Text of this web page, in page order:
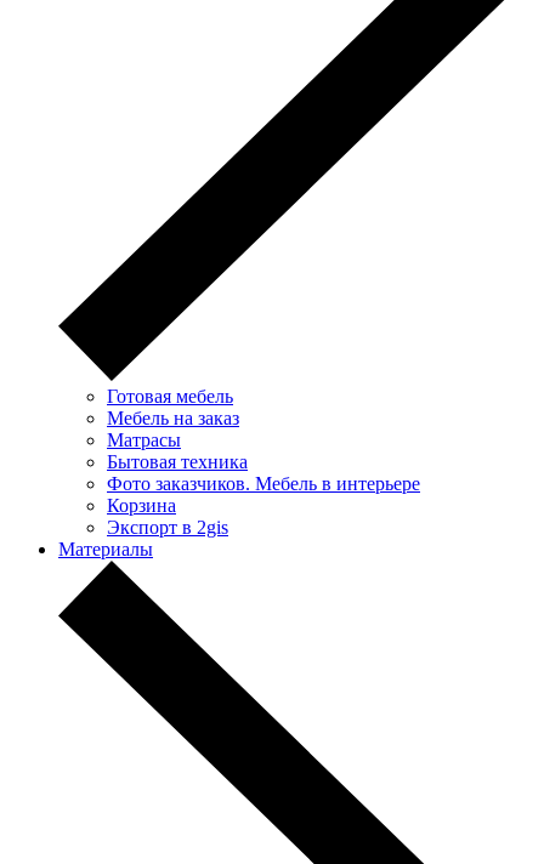
Готовая мебель
Мебель на заказ
Матрасы
Бытовая техника
Фото заказчиков. Мебель в интерьере
Корзина
Экспорт в 2gis
Материалы